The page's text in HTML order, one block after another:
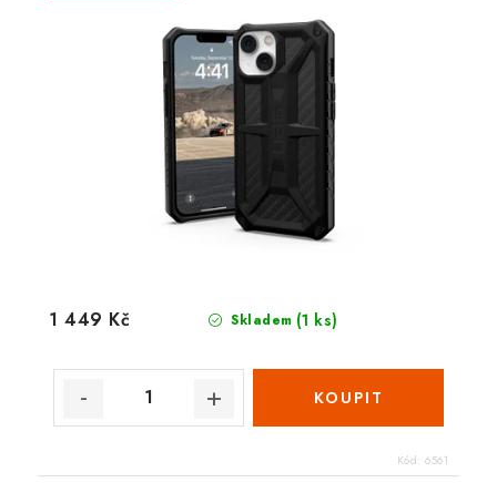
Skladem (1 ks)
1 449 Kč
Kód: 6561